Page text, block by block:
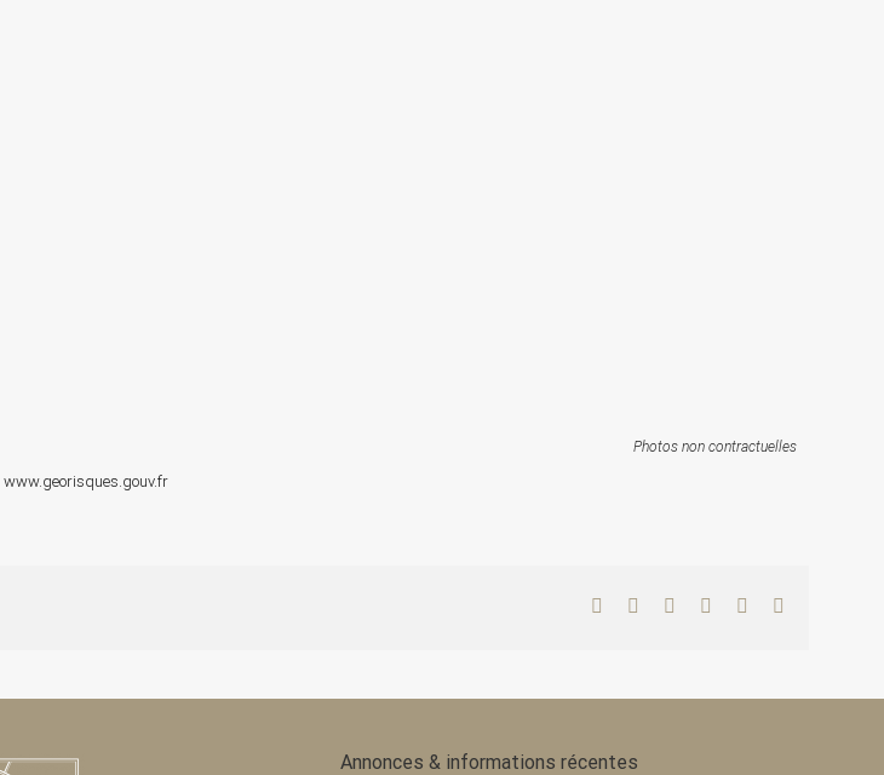
Photos non contractuelles
www.georisques.gouv.fr
Facebook
TwitterLinkedInWhatsApp
Pinterest
Annonces & informations récentes